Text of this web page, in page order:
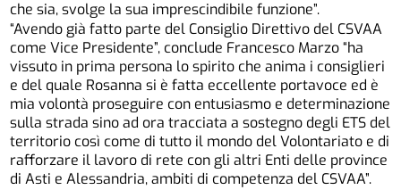
che sia, svolge la sua imprescindibile funzione”.
“Avendo già fatto parte del Consiglio Direttivo del CSVAA
come Vice Presidente”, conclude Francesco Marzo “ha
vissuto in prima persona lo spirito che anima i consiglieri
e del quale Rosanna si è fatta eccellente portavoce ed è
mia volontà proseguire con entusiasmo e determinazione
sulla strada sino ad ora tracciata a sostegno degli ETS del
territorio così come di tutto il mondo del Volontariato e di
rafforzare il lavoro di rete con gli altri Enti delle province
di Asti e Alessandria, ambiti di competenza del CSVAA”.